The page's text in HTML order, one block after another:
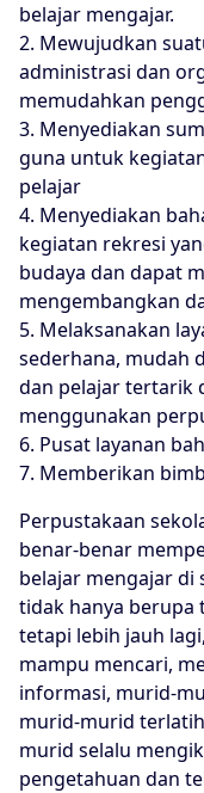
belajar mengajar.
2. Mewujudkan
administrasi dan
memudahkan
3. Menyediakan
guna untuk
pelajar
4. Menyediakan
kegiatan rekresi
budaya dan dapat
mengembangkan
5. Melaksanakan
sederhana, mudah
dan pelajar tertarik
menggunakan
6. Pusat layanan
7. Memberikan
Perpustakaan
benar-benar
belajar mengajar di
tidak hanya
tetapi lebih jauh
mampu mencari,
informasi, murid-
murid-murid
murid selalu
pengetahuan dan